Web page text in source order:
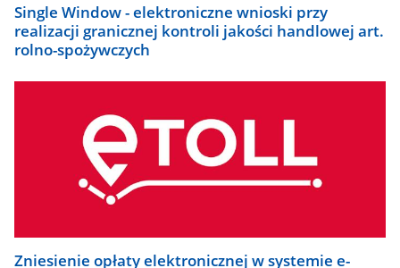
Single Window - elektroniczne wnioski przy
realizacji granicznej kontroli jakości handlowej art.
rolno-spożywczych
Zniesienie opłaty elektronicznej w systemie e-